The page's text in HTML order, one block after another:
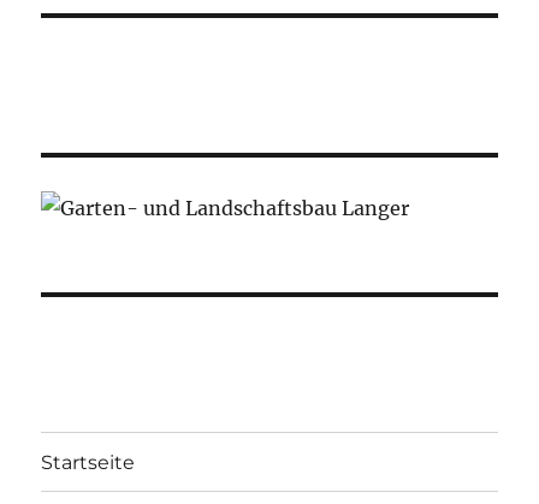
Startseite